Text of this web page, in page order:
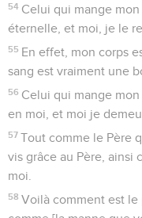
54 Celui qui mange
éternelle, et moi, je le
55 En effet, mon corps
sang est vraiment une
56 Celui qui mange
en moi, et moi je
57 Tout comme le Père
vis grâce au Père, ainsi
moi.
58 Voilà comment est le